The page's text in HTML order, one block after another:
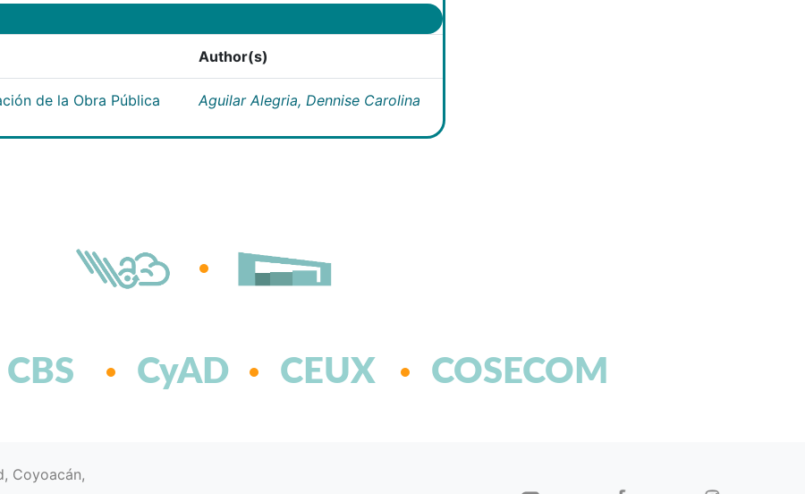
Author(s)
de la Obra Pública Aguilar Alegria, Dennise Carolina
CBS CyAD CEUX COSECOM
Coyoacán,